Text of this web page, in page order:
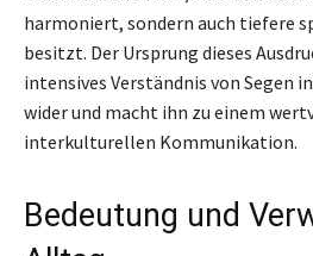
harmoniert, sondern auch tiefere
besitzt. Der Ursprung dieses
intensives Verständnis von Segen
wider und macht ihn zu einem
interkulturellen Kommunikation.
Bedeutung und